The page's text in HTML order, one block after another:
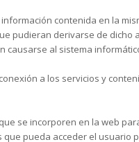
contenida en la
pudieran derivarse de dicho
al sistema
a los servicios y
se incorporen en la web
pueda acceder el usuario